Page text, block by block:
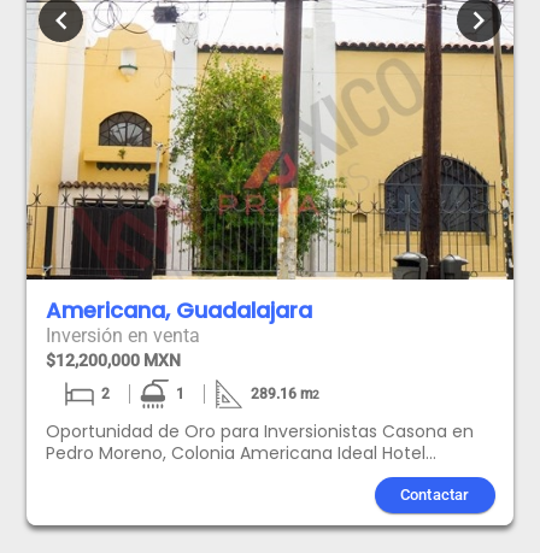
chevron_left chevron_right
Americana, Guadalajara
Inversión en venta
$12,200,000 MXN
2 1 289.16m2
Oportunidad de Oro para Inversionistas Casona en
Pedro Moreno, Colonia Americana Ideal Hotel
BoutiqueRestauranteAsegura un activo inmobiliario
de alto rendimiento en la Colonia Americana, una de
las colonias más prestigiosas y de mayor demanda
turística y comercial en Latinoamérica. Esta
Contactar